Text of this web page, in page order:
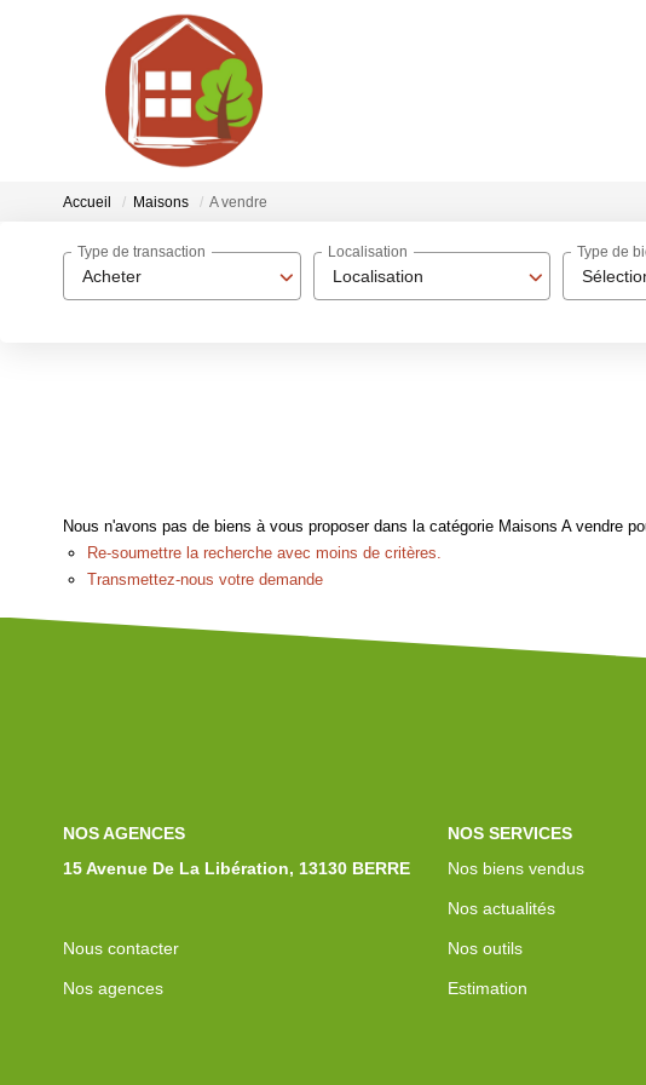
Accueil Maisons A vendre
Acheter
Type de transaction
Localisation
Localisation Type de
Nous n'avons pas de biens à vous proposer dans la catégorie Maisons A vendre
Re-soumettre la recherche avec moins de critères.
Transmettez-nous votre demande
NOS AGENCES
15 Avenue De La Libération, 13130 BERRE
Nous contacter
Nos agences
NOS SERVICES
Nos biens vendus
Nos actualités
Nos outils
Estimation